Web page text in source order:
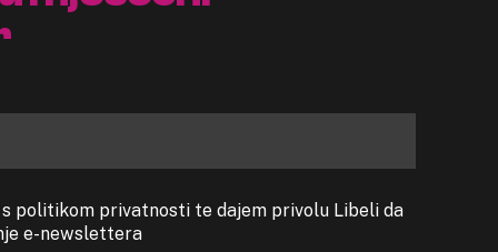
politikom privatnosti te dajem privolu Libeli da
e-newslettera